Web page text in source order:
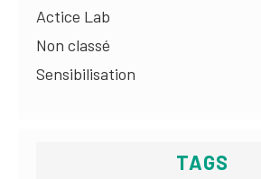
Actice Lab
Non classé
Sensibilisation
TAGS